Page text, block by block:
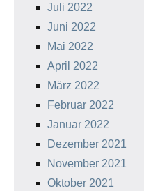
Juli 2022
Juni 2022
Mai 2022
April 2022
März 2022
Februar 2022
Januar 2022
Dezember 2021
November 2021
Oktober 2021